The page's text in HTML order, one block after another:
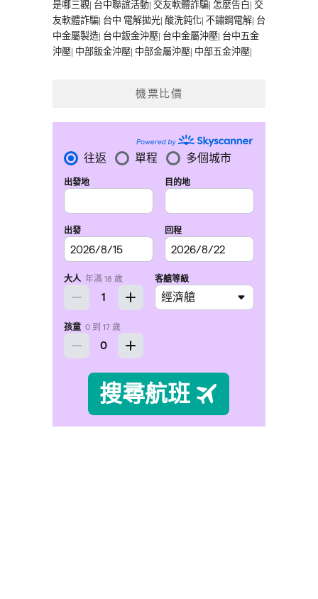
是哪三觀| 台中聯誼活動| 交友軟體詐騙| 怎麼告白| 交
友軟體詐騙| 台中 電解拋光| 酸洗鈍化| 不鏽鋼電解| 台
中金屬製造| 台中鈑金沖壓| 台中金屬沖壓| 台中五金
沖壓| 中部鈑金沖壓| 中部金屬沖壓| 中部五金沖壓|
機票比價